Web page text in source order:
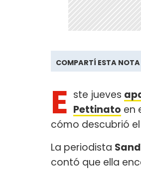
COMPARTÍ ESTA NOTA
E ste jueves
Pettinato en
cómo descubrió
La periodista
contó que ella